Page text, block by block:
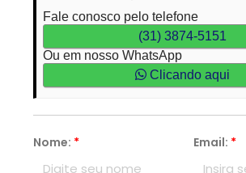
Fale conosco pelo telefone
(31) 3874-5151
Ou em nosso WhatsApp
Clicando aqui
Nome: * Email: *